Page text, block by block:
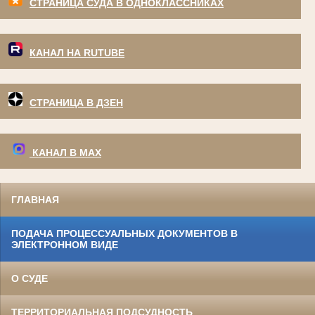
СТРАНИЦА СУДА В ОДНОКЛАССНИКАХ
КАНАЛ НА RUTUBE
СТРАНИЦА В ДЗЕН
КАНАЛ В МАХ
ГЛАВНАЯ
ПОДАЧА ПРОЦЕССУАЛЬНЫХ ДОКУМЕНТОВ В
ЭЛЕКТРОННОМ ВИДЕ
О СУДЕ
ТЕРРИТОРИАЛЬНАЯ ПОДСУДНОСТЬ